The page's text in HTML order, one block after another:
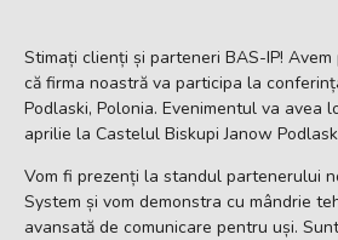
Stimați clienți și parteneri BAS-IP!
că firma noastră va participa la
Podlaski, Polonia. Evenimentul va avea
aprilie la Castelul Biskupi Janow
Vom fi prezenți la standul partenerului
System și vom demonstra cu mândrie
avansată de comunicare pentru uși.